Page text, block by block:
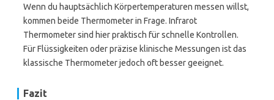
Wenn du hauptsächlich Körpertemperaturen messen willst,
kommen beide Thermometer in Frage. Infrarot
Thermometer sind hier praktisch für schnelle Kontrollen.
Für Flüssigkeiten oder präzise klinische Messungen ist das
klassische Thermometer jedoch oft besser geeignet.
Fazit